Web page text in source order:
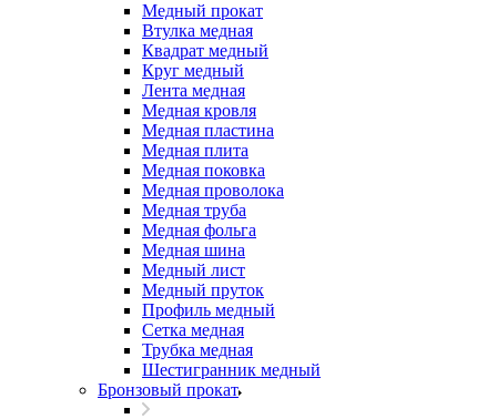
Медный прокат
Втулка медная
Квадрат медный
Круг медный
Лента медная
Медная кровля
Медная пластина
Медная плита
Медная поковка
Медная проволока
Медная труба
Медная фольга
Медная шина
Медный лист
Медный пруток
Профиль медный
Сетка медная
Трубка медная
Шестигранник медный
Бронзовый прокат